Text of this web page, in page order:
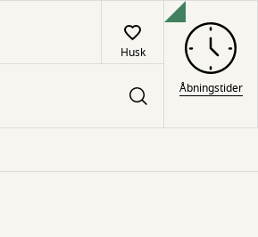
Husk
Åbningstider